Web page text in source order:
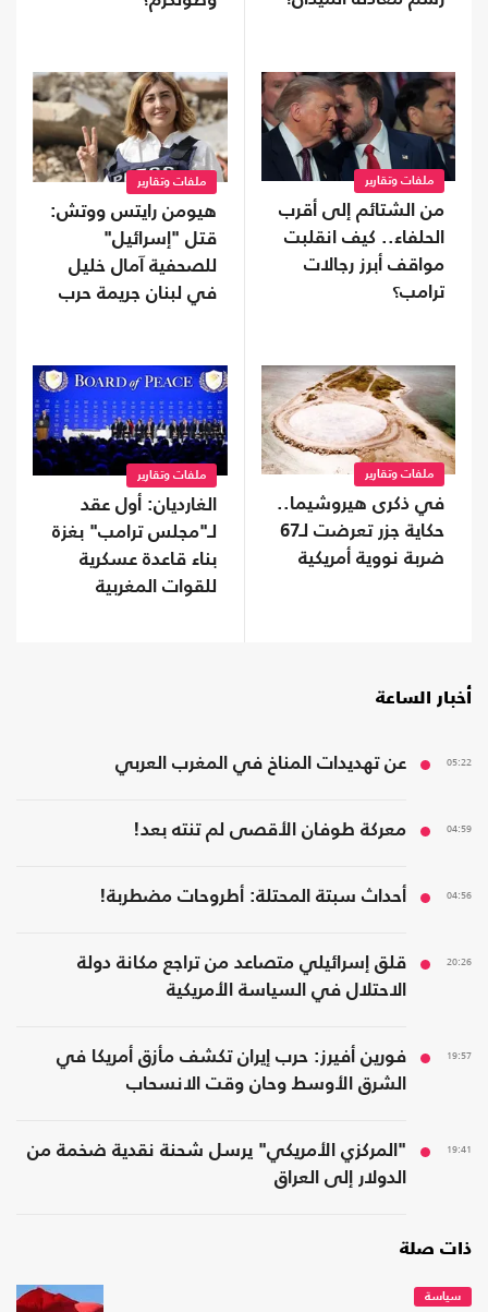
ملفات وتقارير
من الشتائم إلى أقرب
الحلفاء.. كيف انقلبت
مواقف أبرز رجالات
ترامب؟
ملفات وتقارير
هيومن رايتس ووتش:
قتل "إسرائيل"
للصحفية آمال خليل
في لبنان جريمة حرب
ملفات وتقارير
في ذكرى هيروشيما..
حكاية جزر تعرضت لـ67
ضربة نووية أمريكية
ملفات وتقارير
الغارديان: أول عقد
لـ"مجلس ترامب" بغزة
بناء قاعدة عسكرية
للقوات المغربية
أخبار الساعة
05:22 عن تهديدات المناخ في المغرب العربي
04:59 معركة طوفان الأقصى لم تنته بعد!
04:56 أحداث سبتة المحتلة: أطروحات مضطربة!
20:26
قلق إسرائيلي متصاعد من تراجع مكانة دولة
الاحتلال في السياسة الأمريكية
19:57
فورين أفيرز: حرب إيران تكشف مأزق أمريكا في
الشرق الأوسط وحان وقت الانسحاب
19:41
"المركزي الأمريكي" يرسل شحنة نقدية ضخمة من
الدولار إلى العراق
ذات صلة
سياسة